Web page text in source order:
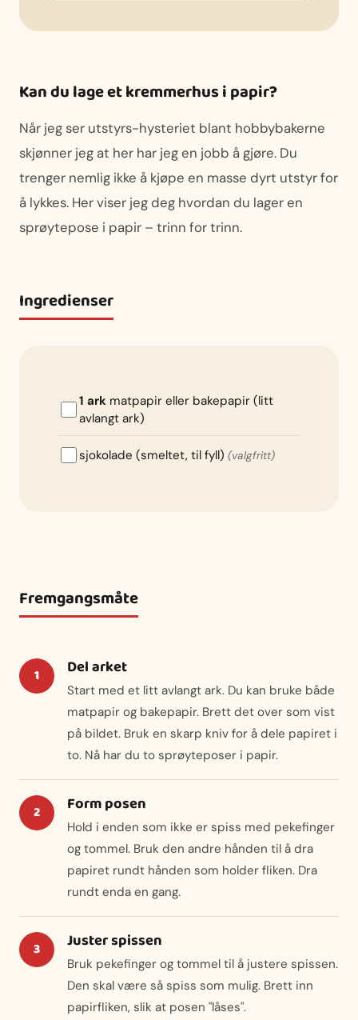
Kan du lage et kremmerhus i papir?
Når jeg ser utstyrs-hysteriet blant hobbybakerne
skjønner jeg at her har jeg en jobb å gjøre. Du
trenger nemlig ikke å kjøpe en masse dyrt utstyr for
å lykkes. Her viser jeg deg hvordan du lager en
sprøytepose i papir – trinn for trinn.
Ingredienser
1 ark matpapir eller bakepapir (litt
avlangt ark)
sjokolade (smeltet, til fyll) (valgfritt)
Fremgangsmåte
Del arket
Start med et litt avlangt ark. Du kan bruke både
matpapir og bakepapir. Brett det over som vist
på bildet. Bruk en skarp kniv for å dele papiret i
to. Nå har du to sprøyteposer i papir.
Form posen
Hold i enden som ikke er spiss med pekefinger
og tommel. Bruk den andre hånden til å dra
papiret rundt hånden som holder fliken. Dra
rundt enda en gang.
Juster spissen
Bruk pekefinger og tommel til å justere spissen.
Den skal være så spiss som mulig. Brett inn
papirfliken, slik at posen "låses".